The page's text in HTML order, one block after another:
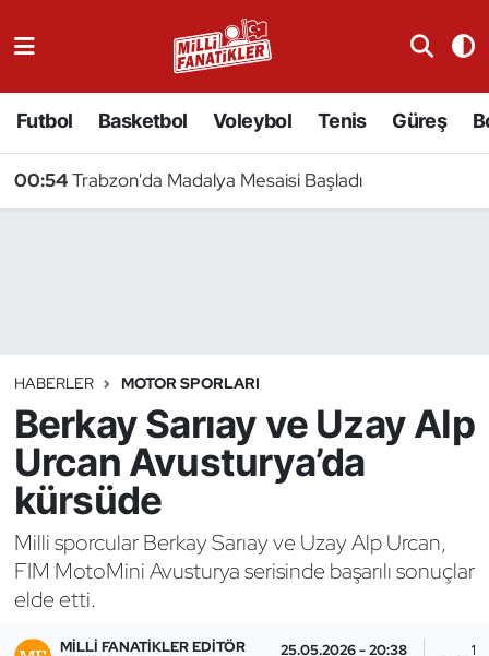
Futbol Basketbol Voleybol Tenis Güreş
00:54Trabzon'da Madalya Mesaisi Başladı
HABERLER MOTOR SPORLARI
Berkay Sarıay ve Uzay Alp
Urcan Avusturya’da
kürsüde
Milli sporcular Berkay Sarıay ve Uzay Alp Urcan,
FIM MotoMini Avusturya serisinde başarılı sonuçlar
elde etti.
MILLI FANATIKLER EDITÖR 25.05.2026 - 20:38 1
Badminton
Binicilik
Bisiklet
Bocce Bowling Dart
Boks
Briç